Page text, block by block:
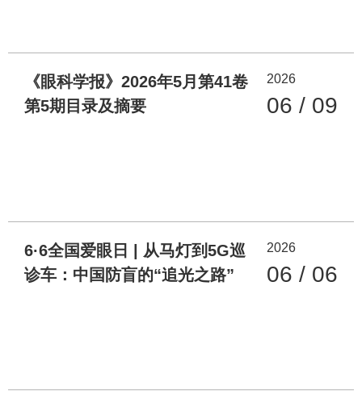
《眼科学报》2026年5月第41卷
第5期目录及摘要
2026
06 / 09
6·6全国爱眼日 | 从马灯到5G巡
诊车：中国防盲的“追光之路”
2026
06 / 06